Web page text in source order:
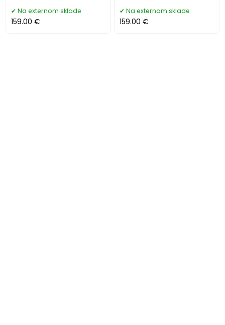
Na externom sklade
159.00 €
Na externom sklade
159.00 €